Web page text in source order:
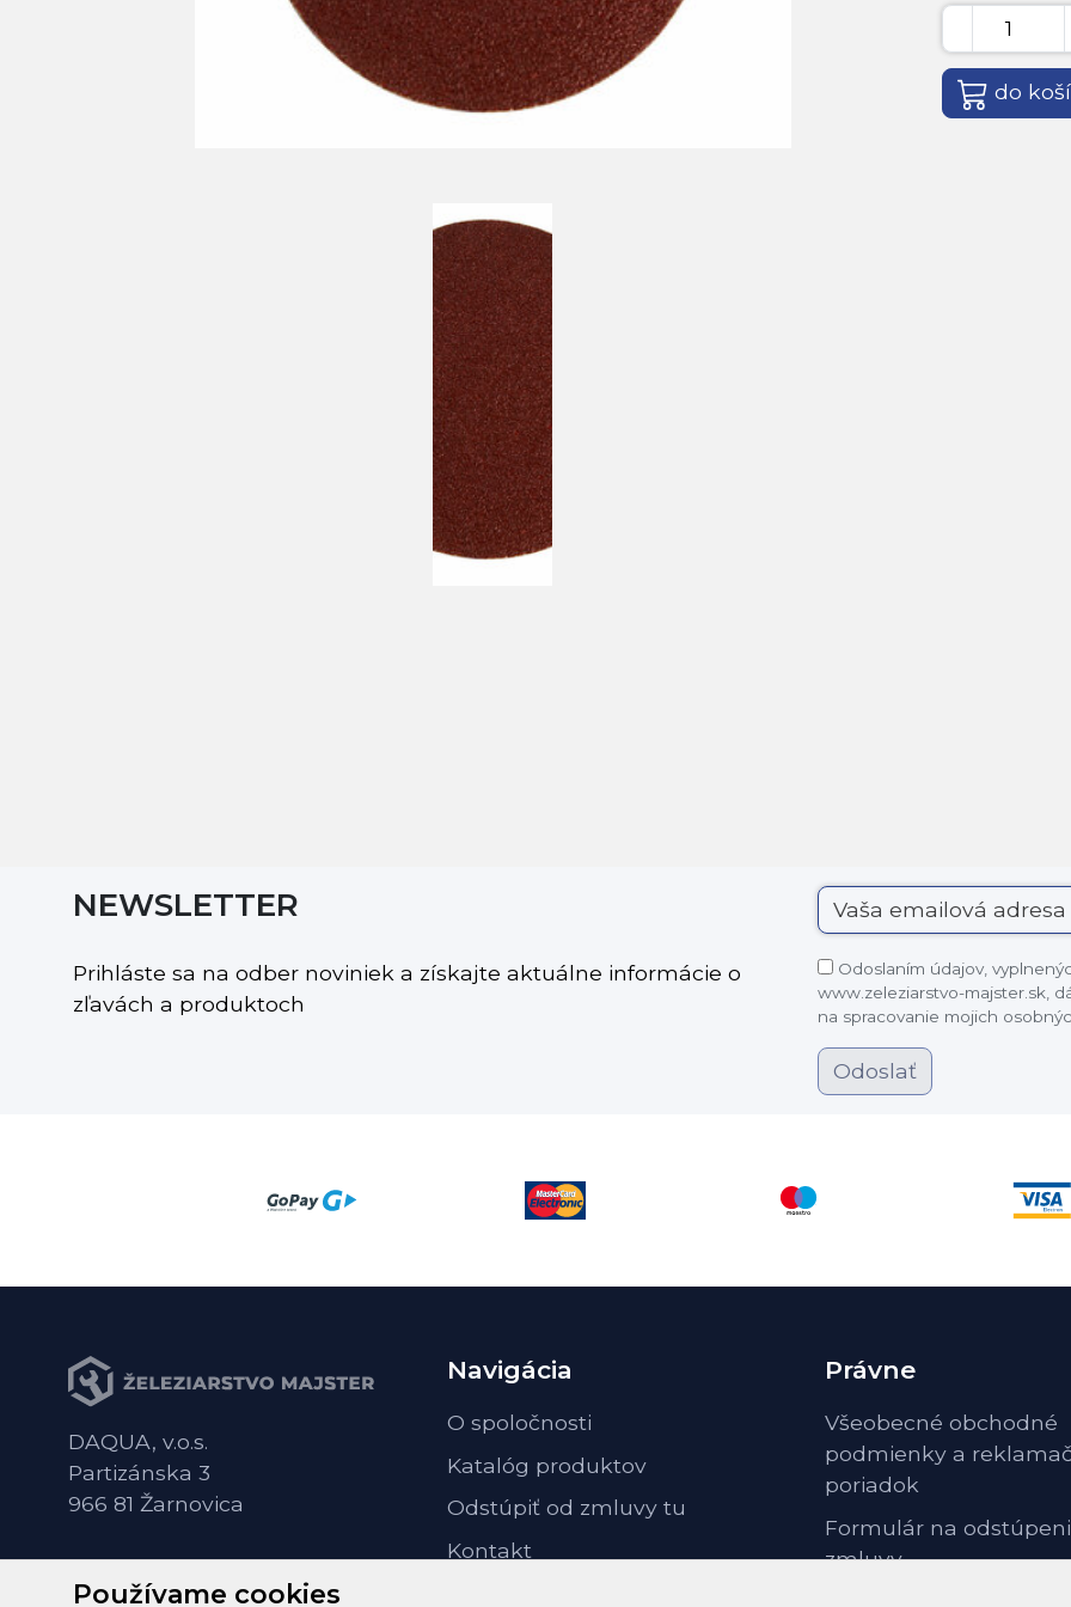
do
NEWSLETTER
Prihláste sa na odber noviniek a získajte aktuálne informácie o
zľavách a produktoch
Odoslaním údajov,
www.zeleziarstvo-majster.sk,
na spracovanie mojich
Odoslať
Používame cookies
DAQUA, v.o.s.
Partizánska 3
966 81 Žarnovica
Navigácia
O spoločnosti
Katalóg produktov
Odstúpiť od zmluvy tu
Kontakt
Právne
Všeobecné obchodné
podmienky a
poriadok
Formulár na
zmluvy